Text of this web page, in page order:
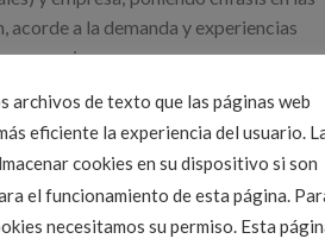
a la demanda y experiencias
del CITOP; poniendo en
y León y a la Ingeniería Civil
archivos de texto que las páginas web
eficiente la experiencia del usuario.
cookies en su dispositivo si son
el funcionamiento de esta página.
necesitamos su permiso. Esta